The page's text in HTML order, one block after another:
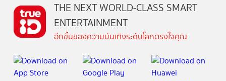
THE NEXT WORLD-CLASS SMART
ENTERTAINMENT
อีกขั้นของความบันเทิงระดับโลกตรงใจคุณ